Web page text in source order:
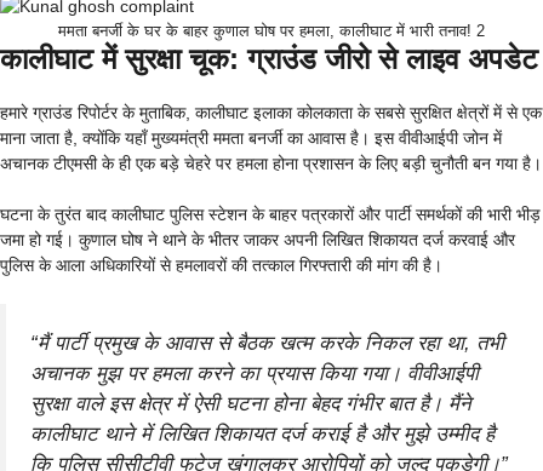
ममता बनर्जी के घर के बाहर कुणाल घोष पर हमला, कालीघाट में भारी तनाव! 2
कालीघाट में सुरक्षा चूक: ग्राउंड जीरो से लाइव अपडेट
हमारे ग्राउंड रिपोर्टर के मुताबिक, कालीघाट इलाका कोलकाता के सबसे सुरक्षित क्षेत्रों में से एक
माना जाता है, क्योंकि यहाँ मुख्यमंत्री ममता बनर्जी का आवास है। इस वीवीआईपी जोन में
अचानक टीएमसी के ही एक बड़े चेहरे पर हमला होना प्रशासन के लिए बड़ी चुनौती बन गया है।
घटना के तुरंत बाद कालीघाट पुलिस स्टेशन के बाहर पत्रकारों और पार्टी समर्थकों की भारी भीड़
जमा हो गई। कुणाल घोष ने थाने के भीतर जाकर अपनी लिखित शिकायत दर्ज करवाई और
पुलिस के आला अधिकारियों से हमलावरों की तत्काल गिरफ्तारी की मांग की है।
“मैं पार्टी प्रमुख के आवास से बैठक खत्म करके निकल रहा था, तभी
अचानक मुझ पर हमला करने का प्रयास किया गया। वीवीआईपी
सुरक्षा वाले इस क्षेत्र में ऐसी घटना होना बेहद गंभीर बात है। मैंने
कालीघाट थाने में लिखित शिकायत दर्ज कराई है और मुझे उम्मीद है
कि पुलिस सीसीटीवी फुटेज खंगालकर आरोपियों को जल्द पकड़ेगी।”